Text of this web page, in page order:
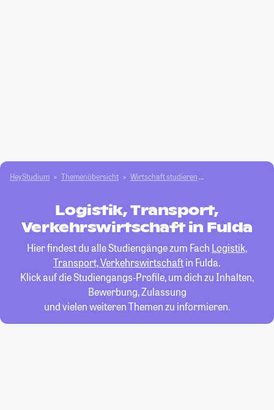
HeyStudium Themenübersicht Wirtschaft studieren
Logistik, Transport,
Verkehrswirtschaft in Fulda
Hier findest du alle Studiengänge zum Fach Logistik,
Transport, Verkehrswirtschaftin Fulda.
Klick auf die Studiengangs-Profile, um dich zu Inhalten,
Bewerbung, Zulassung
und vielen weiteren Themen zu informieren.